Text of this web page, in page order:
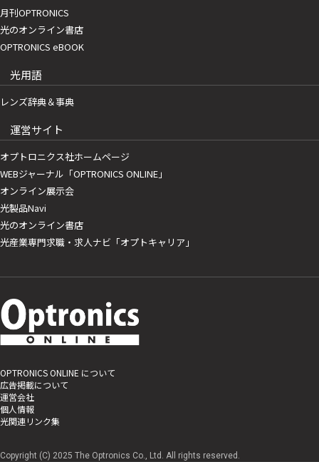
月刊OPTRONICS
光のオンライン書店
OPTRONICS eBOOK
光用語
レンズ辞典＆事典
運営サイト
オプトロニクス社ホームページ
WEBジャーナル「OPTRONICS ONLINE」
オンライン展示会
光製品Navi
光のオンライン書店
光産業専門求職・求人ナビ「オプトキャリア」
OPTRONICS ONLINE について
広告掲載について
運営会社
個人情報
光関連リンク集
Copyright (C) 2025 The Optronics Co., Ltd. All rights reserved.